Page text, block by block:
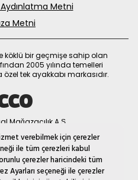
verebilmek için çerezler
ile tüm çerezleri kabul
çerezler haricindeki tüm
Ayarları seçeneği ile çerezler
Aydınlatma Metni
Metni
köklü bir geçmişe sahip olan
2005 yılında temelleri
tek ayakkabı markasıdır.
Mağazacılık A.Ş.